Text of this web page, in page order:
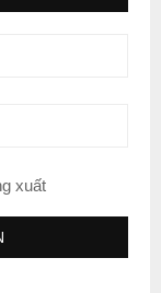
xuất